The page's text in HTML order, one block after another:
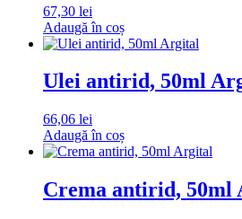
67,30 lei
Adaugă în coș
Ulei antirid, 50ml
66,06 lei
Adaugă în coș
Crema antirid, 50ml